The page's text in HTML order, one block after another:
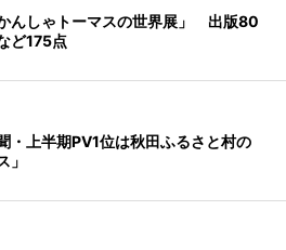
んしゃトーマスの世界展」 出版80
ど175点
・上半期PV1位は秋田ふるさと村の
」